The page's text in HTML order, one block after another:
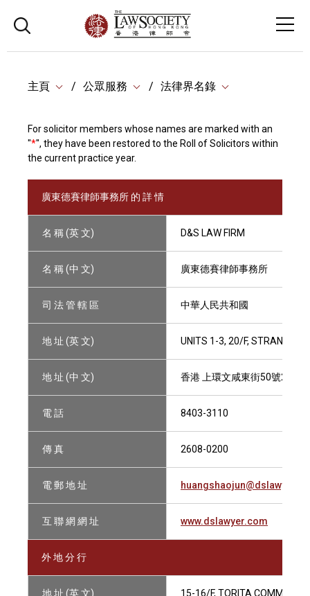
主頁 公眾服務 法律界名錄
For solicitor members whose names are marked with an
"*", they have been restored to the Roll of Solicitors within
the current practice year.
廣東德賽律師事務所 的 詳 情
名 稱 (英 文) D&S LAW FIRM
名 稱 (中 文) 廣東德賽律師事務所
司 法 管 轄 區 中華人民共和國
地 址 (英 文) UNITS 1-3, 20/F, STRAND
地 址 (中 文) 香港 上環文咸東街50號20樓
電 話 8403-3110
傳 真 2608-0200
電 郵 地 址
互 聯 網 網 址 www.dslawyer.com
外 地 分 行
地 址 (英 文)
15-16/F, TORITA